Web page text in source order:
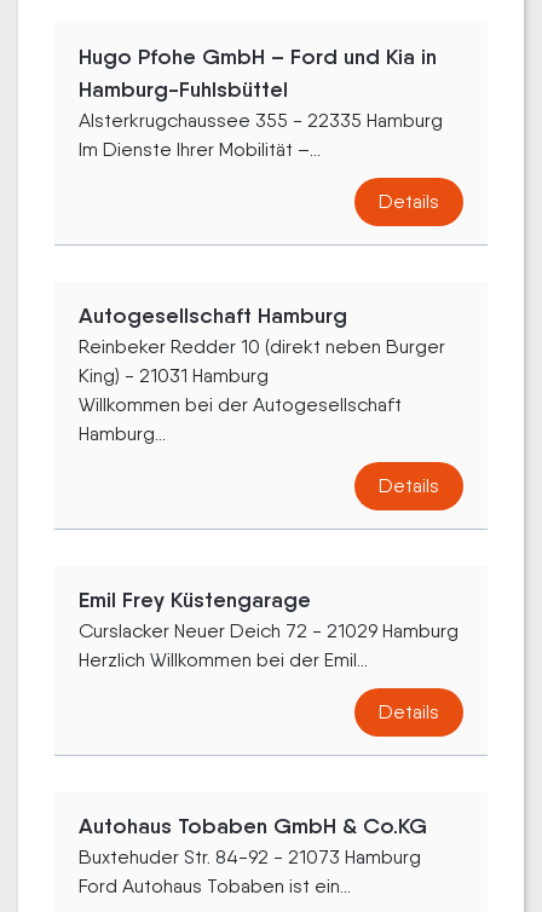
Hugo Pfohe GmbH – Ford und Kia in
Hamburg-Fuhlsbüttel
Alsterkrugchaussee 355 - 22335 Hamburg
Im Dienste Ihrer Mobilität –...
Details
Autogesellschaft Hamburg
Reinbeker Redder 10 (direkt neben Burger
King) - 21031 Hamburg
Willkommen bei der Autogesellschaft
Hamburg...
Details
Emil Frey Küstengarage
Curslacker Neuer Deich 72 - 21029 Hamburg
Herzlich Willkommen bei der Emil...
Details
Autohaus Tobaben GmbH & Co.KG
Buxtehuder Str. 84-92 - 21073 Hamburg
Ford Autohaus Tobaben ist ein...